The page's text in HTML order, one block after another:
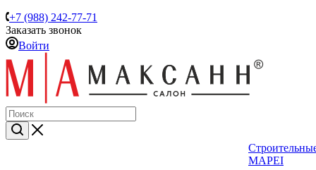
+7 (988) 242-77-71
Заказать звонок
Войти
MAPEI